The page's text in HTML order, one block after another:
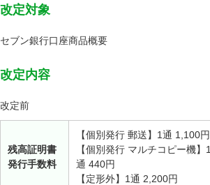
改定対象
セブン銀行口座商品概要
改定内容
改定前
残高証明書
発行手数料
【個別発行 郵送】1通 1,100円
【個別発行 マルチコピー機】1
通 440円
【定形外】1通 2,200円